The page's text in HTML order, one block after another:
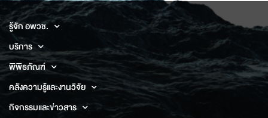
รู้จัก อพวช.
บริการ
พิพิธภัณฑ์
คลังความรู้และงานวิจัย
กิจกรรมและข่าวสาร